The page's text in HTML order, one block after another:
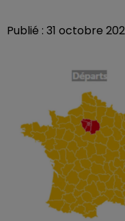
Publié : 31 octobre